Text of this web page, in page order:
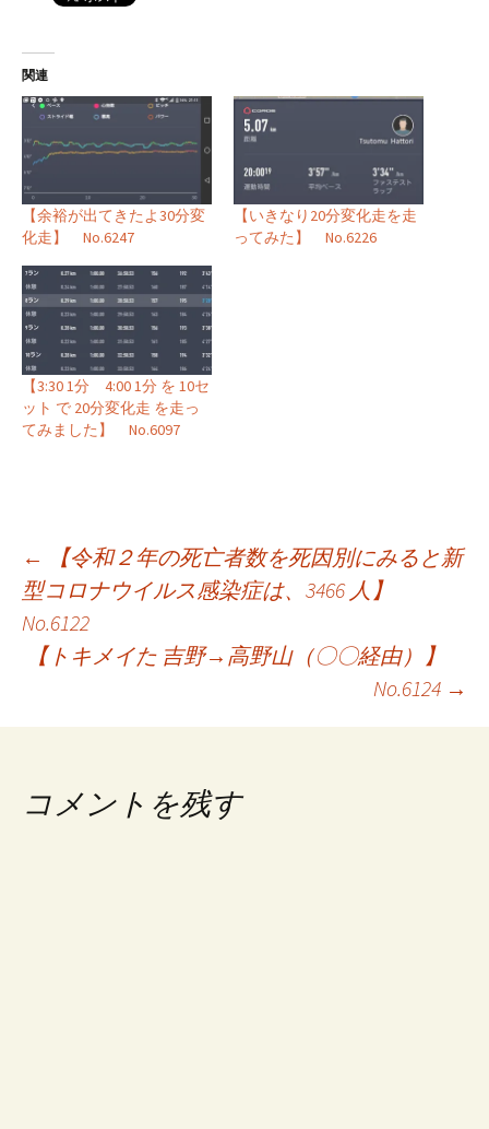
関連
【余裕が出てきたよ30分変
化走】 No.6247
【いきなり20分変化走を走
ってみた】 No.6226
【3:30 1分 4:00 1分 を 10セ
ット で 20分変化走 を走っ
てみました】 No.6097
投
稿
ゲ
シ
←
【令和２年の死亡者数を死因別にみると新
型コロナウイルス感染症は、3466 人】
No.6122
【トキメイた 吉野→高野山（〇〇経由）】
No.6124 →
コメントを残す